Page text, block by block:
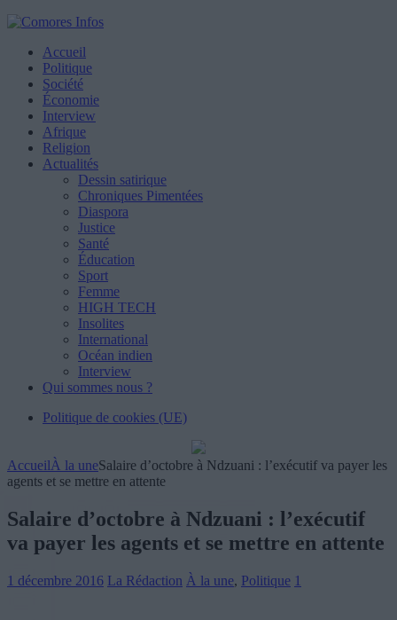
Accueil
Politique
Société
Économie
Interview
Afrique
Religion
Actualités
Dessin satirique
Chroniques Pimentées
Diaspora
Justice
Santé
Éducation
Sport
Femme
HIGH TECH
Insolites
International
Océan indien
Interview
Qui sommes nous ?
Politique de cookies (UE)
AccueilÀ la uneSalaire d’octobre à Ndzuani : l’exécutif va payer les
agents et se mettre en attente
Salaire d’octobre à Ndzuani : l’exécutif
va payer les agents et se mettre en attente
1 décembre 2016 La Rédaction À la une, Politique 1